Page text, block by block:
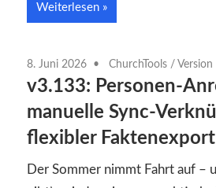
Weiterlesen
8. Juni 2026 ChurchTools /
v3.133: Personen-
manuelle Sync-
flexibler Faktenexport
Der Sommer nimmt Fahrt auf –